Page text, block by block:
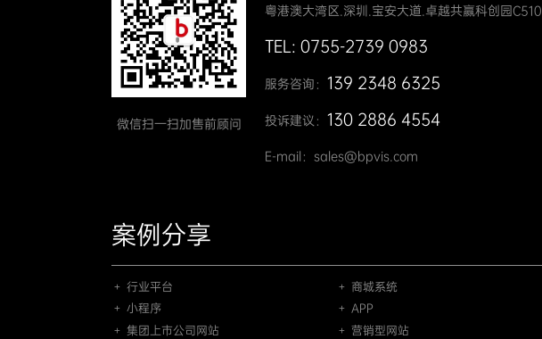
微信扫一扫加售前顾问
粤港澳大湾区.深圳.宝安大道.卓越共赢科创园C510
TEL: 0755-2739 0983
服务咨询： 139 2348 6325
投诉建议： 130 2886 4554
E-mail：sales@bpvis.com
案例分享
＋ 行业平台
＋ 商城系统
＋ 小程序
＋ APP
＋ 集团上市公司网站
＋ 营销型网站